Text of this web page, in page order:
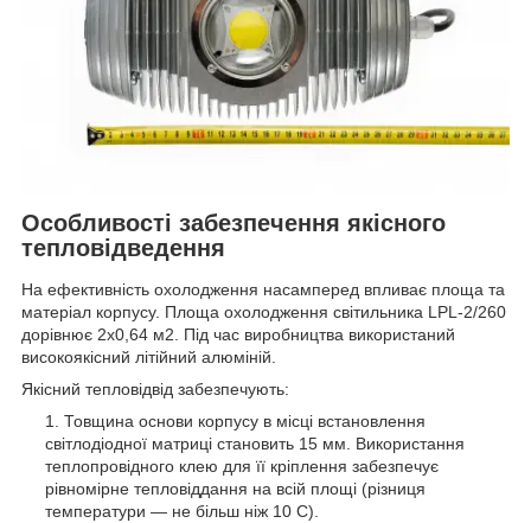
Особливості забезпечення якісного
тепловідведення
На ефективність охолодження насамперед впливає площа та
матеріал корпусу. Площа охолодження світильника LPL-2/260
дорівнює 2х0,64 м2. Під час виробництва використаний
високоякісний літійний алюміній.
Якісний тепловідвід забезпечують:
Товщина основи корпусу в місці встановлення
світлодіодної матриці становить 15 мм. Використання
теплопровідного клею для її кріплення забезпечує
рівномірне тепловіддання на всій площі (різниця
температури — не більш ніж 10 С).